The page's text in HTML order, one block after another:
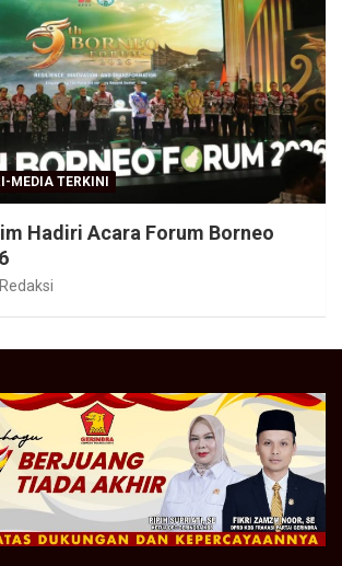
MEDIA TERKINI
Hadiri Acara Forum Borneo
Redaksi